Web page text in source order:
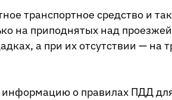
транспортное средство и
на приподнятых над
а при их отсутствии — на
информацию о правилах ПДД